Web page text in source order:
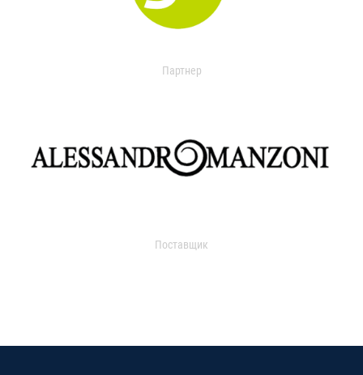
Партнер
Поставщик